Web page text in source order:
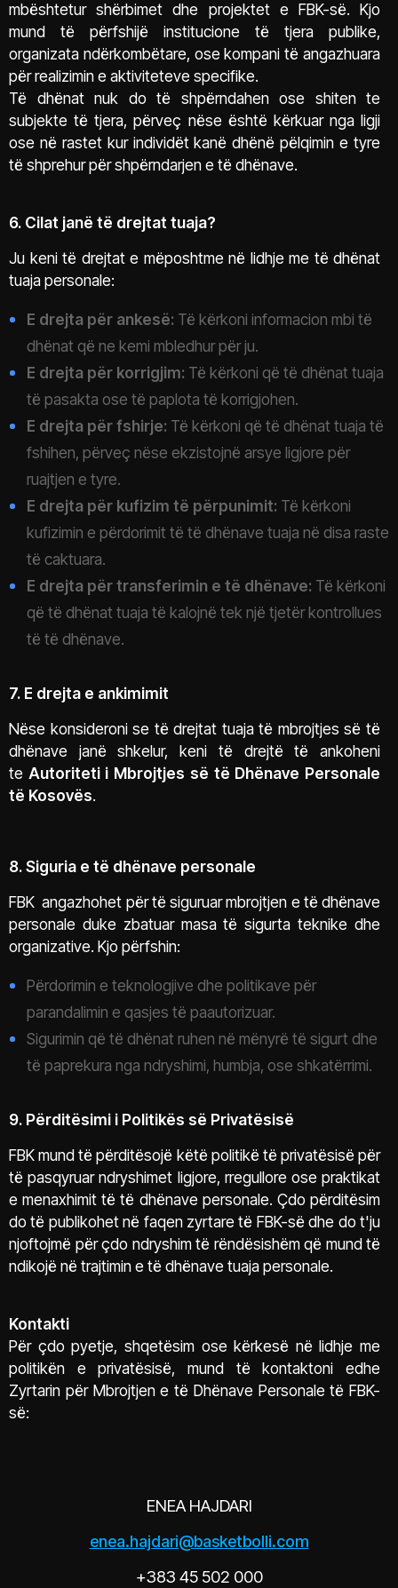
mbështetur shërbimet dhe projektet e FBK-së. Kjo
mund të përfshijë institucione të tjera publike,
organizata ndërkombëtare, ose kompani të angazhuara
për realizimin e aktiviteteve specifike.
Të dhënat nuk do të shpërndahen ose shiten te
subjekte të tjera, përveç nëse është kërkuar nga ligji
ose në rastet kur individët kanë dhënë pëlqimin e tyre
të shprehur për shpërndarjen e të dhënave.
6. Cilat janë të drejtat tuaja?
Ju keni të drejtat e mëposhtme në lidhje me të dhënat
tuaja personale:
E drejta për ankesë: Të kërkoni informacion mbi të
dhënat që ne kemi mbledhur për ju.
E drejta për korrigjim: Të kërkoni që të dhënat tuaja
të pasakta ose të paplota të korrigjohen.
E drejta për fshirje: Të kërkoni që të dhënat tuaja të
fshihen, përveç nëse ekzistojnë arsye ligjore për
ruajtjen e tyre.
E drejta për kufizim të përpunimit: Të kërkoni
kufizimin e përdorimit të të dhënave tuaja në disa raste
të caktuara.
E drejta për transferimin e të dhënave: Të kërkoni
që të dhënat tuaja të kalojnë tek një tjetër kontrollues
të të dhënave.
7. E drejta e ankimimit
Nëse konsideroni se të drejtat tuaja të mbrojtjes së të
dhënave janë shkelur, keni të drejtë të ankoheni
te Autoriteti i Mbrojtjes së të Dhënave Personale
të Kosovës.
8. Siguria e të dhënave personale
FBK angazhohet për të siguruar mbrojtjen e të dhënave
personale duke zbatuar masa të sigurta teknike dhe
organizative. Kjo përfshin:
Përdorimin e teknologjive dhe politikave për
parandalimin e qasjes të paautorizuar.
Sigurimin që të dhënat ruhen në mënyrë të sigurt dhe
të paprekura nga ndryshimi, humbja, ose shkatërrimi.
9. Përditësimi i Politikës së Privatësisë
FBK mund të përditësojë këtë politikë të privatësisë për
të pasqyruar ndryshimet ligjore, rregullore ose praktikat
e menaxhimit të të dhënave personale. Çdo përditësim
do të publikohet në faqen zyrtare të FBK-së dhe do t'ju
njoftojmë për çdo ndryshim të rëndësishëm që mund të
ndikojë në trajtimin e të dhënave tuaja personale.
Kontakti
Për çdo pyetje, shqetësim ose kërkesë në lidhje me
politikën e privatësisë, mund të kontaktoni edhe
Zyrtarin për Mbrojtjen e të Dhënave Personale të FBK-
së:
ENEA HAJDARI
enea.hajdari@basketbolli.com
+383 45 502 000